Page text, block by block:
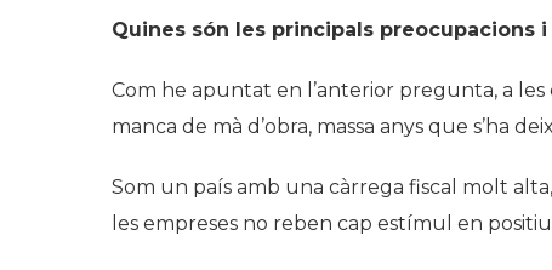
Quines són les principals preocupacions
Com he apuntat en l’anterior pregunta, a
manca de mà d’obra, massa anys que s’ha
Som un país amb una càrrega fiscal molt
les empreses no reben cap estímul en